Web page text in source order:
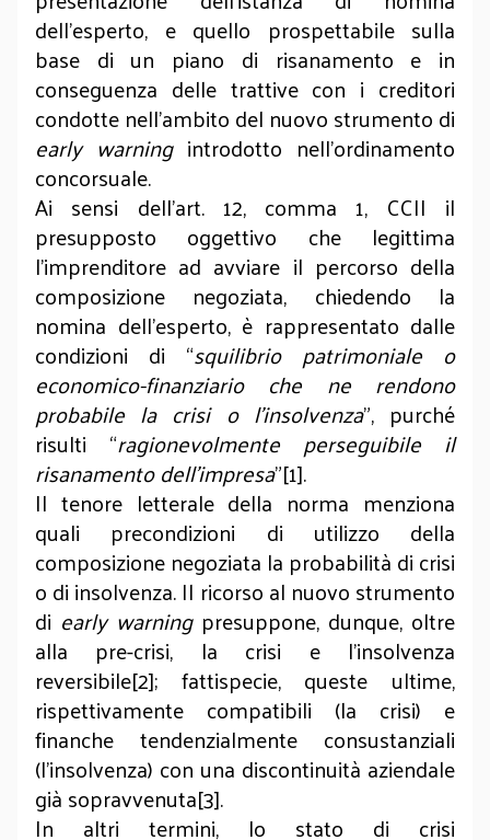
dell’esperto, e quello prospettabile sulla
base di un piano di risanamento e in
conseguenza delle trattive con i creditori
condotte nell’ambito del nuovo strumento di
early warningintrodotto nell’ordinamento
concorsuale.
Ai sensi dell’art. 12, comma 1, CCII il
presupposto oggettivo che legittima
l’imprenditore ad avviare il percorso della
composizione negoziata, chiedendo la
nomina dell’esperto, è rappresentato dalle
condizioni di “squilibrio patrimoniale o
economico-finanziario che ne rendono
probabile la crisi o l’insolvenza”, purché
risulti “ragionevolmente perseguibile il
risanamento dell’impresa”[1].
Il tenore letterale della norma menziona
quali precondizioni di utilizzo della
composizione negoziata la probabilità di crisi
o di insolvenza. Il ricorso al nuovo strumento
di early warningpresuppone, dunque, oltre
alla pre-crisi, la crisi e l’insolvenza
reversibile[2]; fattispecie, queste ultime,
rispettivamente compatibili (la crisi) e
finanche tendenzialmente consustanziali
(l’insolvenza) con una discontinuità aziendale
già sopravvenuta[3].
In altri termini, lo stato di crisi